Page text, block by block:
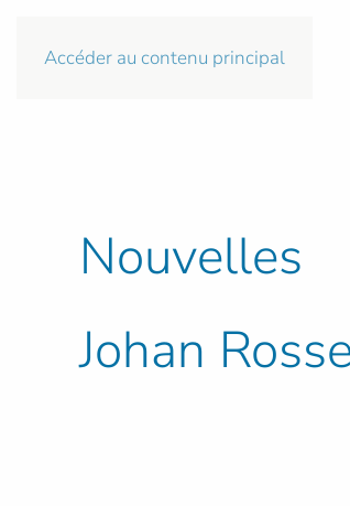
Accéder au contenu principal
Nouvelles
Johan